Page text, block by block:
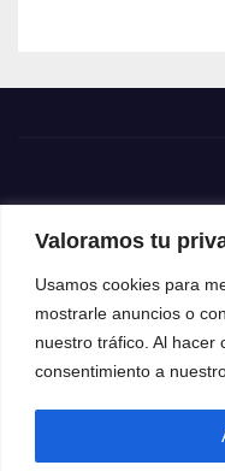
Valoramos tu
Usamos cookies para
mostrarle anuncios o
nuestro tráfico. Al hacer
consentimiento a